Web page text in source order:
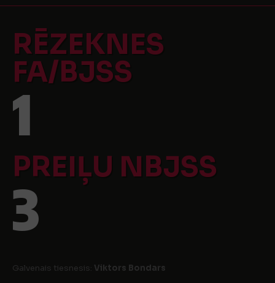
RĒZEKNES
FA/BJSS
1
PREIĻU NBJSS
3
Galvenais tiesnesis: Viktors Bondars